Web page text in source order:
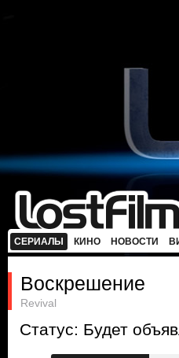
СЕРИАЛЫ КИНО НОВОСТИ
Воскрешение
Revival
Статус: Будет